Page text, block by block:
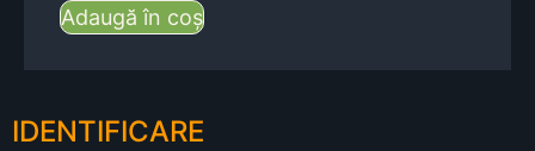
Adaugă în coș
IDENTIFICARE